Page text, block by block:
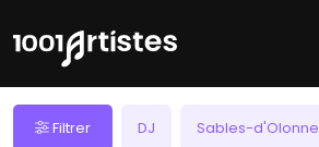
Filtrer DJ Sables-d'Olonne